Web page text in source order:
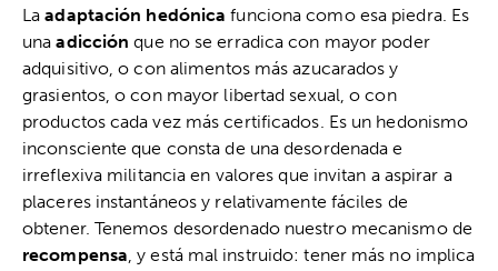
Laadaptación hedónica funciona como esa piedra. Es
unaadicciónque no se erradica con mayor poder
adquisitivo, o con alimentos más azucarados y
grasientos, o con mayor libertad sexual, o con
productos cada vez más certificados. Es un hedonismo
inconsciente que consta de una desordenada e
irreflexiva militancia en valores que invitan a aspirar a
placeres instantáneos y relativamente fáciles de
obtener. Tenemos desordenado nuestro mecanismo de
recompensa, y está mal instruido: tener más no implica